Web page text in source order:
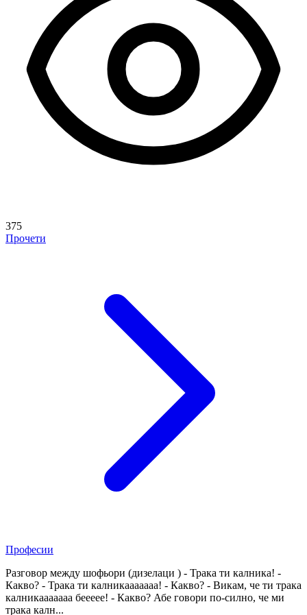
375
Прочети
Професии
Разговор между шофьори (дизелаци ) - Трака ти калника! -
Какво? - Трака ти калникааааааа! - Какво? - Викам, че ти трака
калникааааааа беееее! - Какво? Абе говори по-силно, че ми
трака калн...